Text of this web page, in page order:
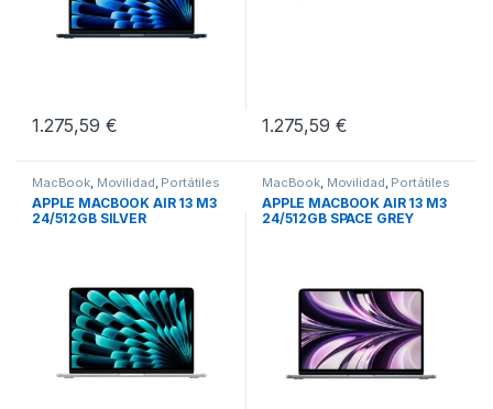
1.275,59 € 1.275,59 €
MacBook, Movilidad, Portátiles
APPLE MACBOOK AIR 13 M3
24/512GB SILVER
MacBook, Movilidad, Portátiles
APPLE MACBOOK AIR 13 M3
24/512GB SPACE GREY